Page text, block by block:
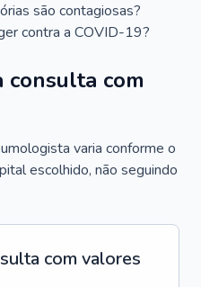
são contagiosas?
contra a COVID-19?
consulta com
varia conforme o
escolhido, não seguindo
com valores